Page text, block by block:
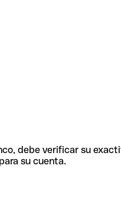
debe verificar su
su cuenta.